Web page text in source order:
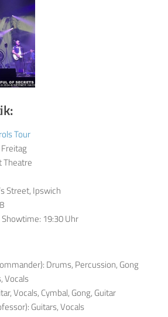
Tour
Theatre
Street, Ipswich
Showtime: 19:30 Uhr
Drums, Percussion, Gong
Vocals
Vocals, Cymbal, Gong, Guitar
Guitars, Vocals